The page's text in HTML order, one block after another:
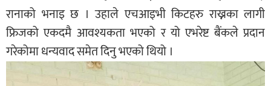
रानाको भनाइ छ । उहाले एचआइभी किटहरु राख्नका लागी
फ्रिजको एकदमै आवश्यकता भएको र यो एभरेष्ट बैंकले प्रदान
गरेकोमा धन्यवाद समेत दिनु भएको थियो ।